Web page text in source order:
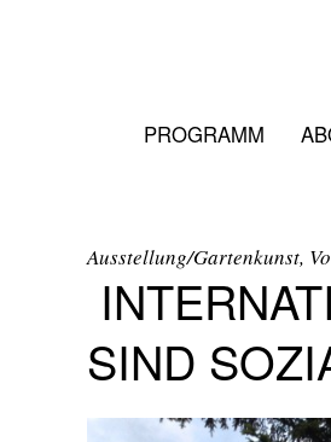
PROGRAMM
Ausstellung/Gartenkunst,
SIND